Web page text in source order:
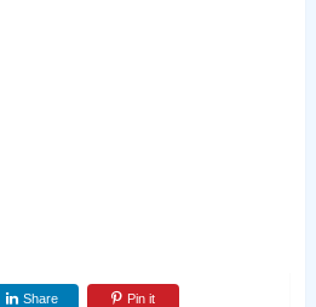
Share Pin it